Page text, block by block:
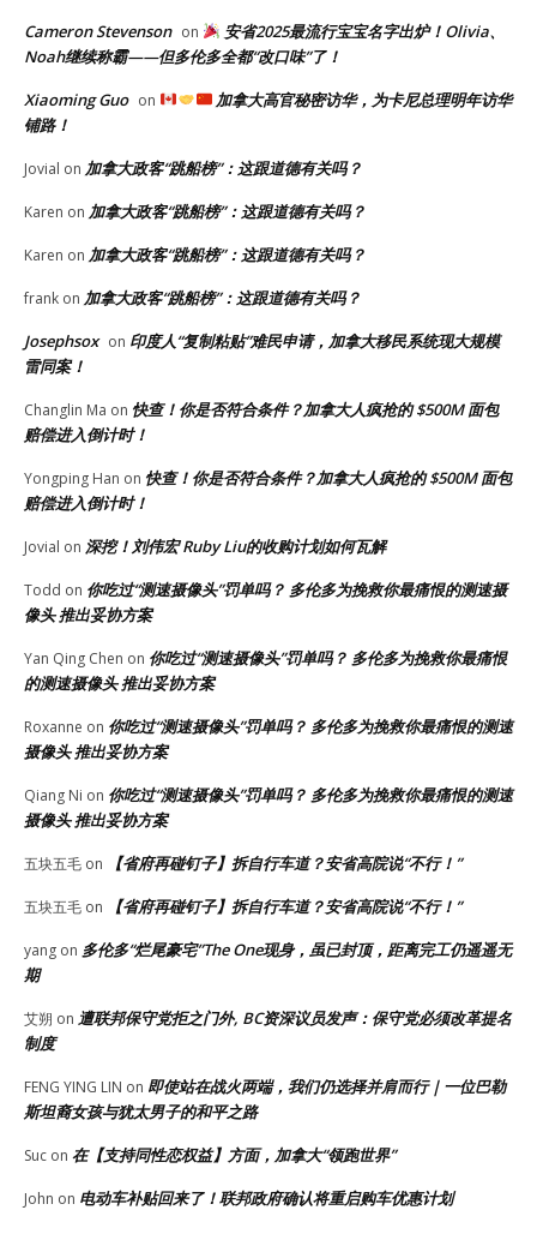
Cameron Stevenson on
安省2025最流行宝宝名字出炉！Olivia、
Noah继续称霸——但多伦多全都“改口味”了！
Xiaoming Guo on
加拿大高官秘密访华，为卡尼总理明年访华
铺路！
Jovial on 加拿大政客“跳船榜”：这跟道德有关吗？
Karen on 加拿大政客“跳船榜”：这跟道德有关吗？
Karen on 加拿大政客“跳船榜”：这跟道德有关吗？
frank on 加拿大政客“跳船榜”：这跟道德有关吗？
Josephsox on 印度人“复制粘贴”难民申请，加拿大移民系统现大规模
雷同案！
Changlin Ma on 快查！你是否符合条件？加拿大人疯抢的 $500M 面包
赔偿进入倒计时！
Yongping Han on 快查！你是否符合条件？加拿大人疯抢的 $500M 面包
赔偿进入倒计时！
Jovial on 深挖！刘伟宏 Ruby Liu的收购计划如何瓦解
Todd on 你吃过“测速摄像头”罚单吗？ 多伦多为挽救你最痛恨的测速摄
像头 推出妥协方案
Yan Qing Chen on 你吃过“测速摄像头”罚单吗？ 多伦多为挽救你最痛恨
的测速摄像头 推出妥协方案
Roxanne on 你吃过“测速摄像头”罚单吗？ 多伦多为挽救你最痛恨的测速
摄像头 推出妥协方案
Qiang Ni on 你吃过“测速摄像头”罚单吗？ 多伦多为挽救你最痛恨的测速
摄像头 推出妥协方案
五块五毛 on 【省府再碰钉子】拆自行车道？安省高院说“不行！”
五块五毛 on 【省府再碰钉子】拆自行车道？安省高院说“不行！”
yang on 多伦多“烂尾豪宅”The One现身，虽已封顶，距离完工仍遥遥无
期
艾朔 on 遭联邦保守党拒之门外, BC资深议员发声：保守党必须改革提名
制度
FENG YING LIN on 即使站在战火两端，我们仍选择并肩而行｜一位巴勒
斯坦裔女孩与犹太男子的和平之路
Suc on 在【支持同性恋权益】方面，加拿大“领跑世界”
John on 电动车补贴回来了！联邦政府确认将重启购车优惠计划